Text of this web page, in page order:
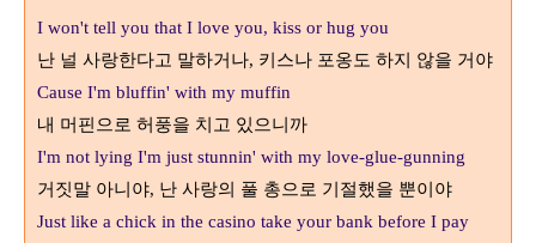
I won't tell you that I love you, kiss or hug you
난 널 사랑한다고 말하거나, 키스나 포옹도 하지 않을 거야
Cause I'm bluffin' with my muffin
내 머핀으로 허풍을 치고 있으니까
I'm not lying I'm just stunnin' with my love-glue-gunning
거짓말 아니야, 난 사랑의 풀 총으로 기절했을 뿐이야
Just like a chick in the casino take your bank before I pay